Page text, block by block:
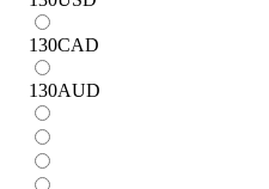
130CAD
130AUD